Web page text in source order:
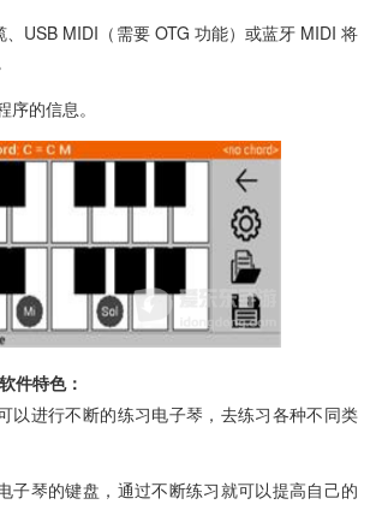
、USB MIDI（需要 OTG 功能）或蓝牙 MIDI 将
的信息。
件特色：
以进行不断的练习电子琴，去练习各种不同类
子琴的键盘，通过不断练习就可以提高自己的